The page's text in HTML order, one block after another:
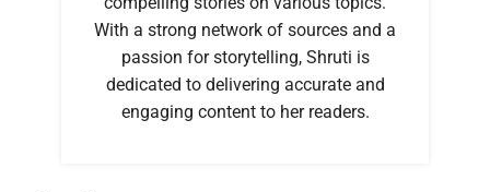
With a strong network of sources and a
passion for storytelling, Shruti is
dedicated to delivering accurate and
engaging content to her readers.